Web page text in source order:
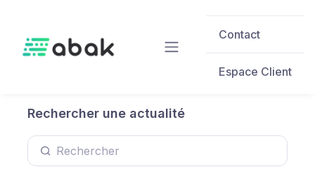
Contact
Espace Client
Rechercher une actualité